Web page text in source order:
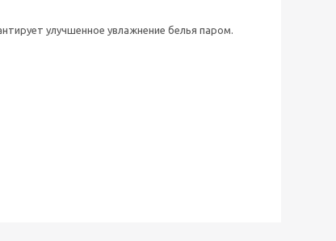
улучшенное увлажнение белья паром.